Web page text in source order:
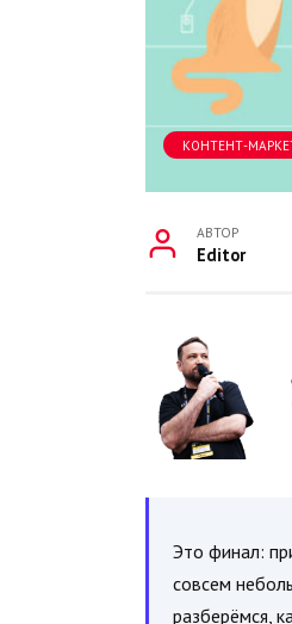
КОНТЕНТ-
АВТОР
Editor
Это финал:
совсем
разберёмся,